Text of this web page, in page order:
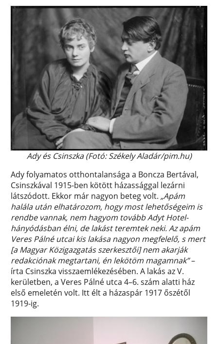
Ady és Csinszka (Fotó: Székely Aladár/pim.hu)
Ady folyamatos otthontalansága a Boncza Bertával,
Csinszkával 1915-ben kötött házassággal lezárni
látszódott. Ekkor már nagyon beteg volt.„Apám
halála után elhatározom, hogy most lehetőségeim is
rendbe vannak, nem hagyom tovább Adyt Hotel-
hányódásban élni, de lakást teremtek neki. Az apám
Veres Pálné utcai kis lakása nagyon megfelelő, s mert
[a Magyar Közigazgatás szerkesztői] nem akarják
redakciónak megtartani, én lekötöm magamnak”–
írta Csinszka visszaemlékezésében. A lakás az V.
kerületben, a Veres Pálné utca 4–6. szám alatti ház
első emeletén volt. Itt élt a házaspár 1917 őszétől
1919-ig.